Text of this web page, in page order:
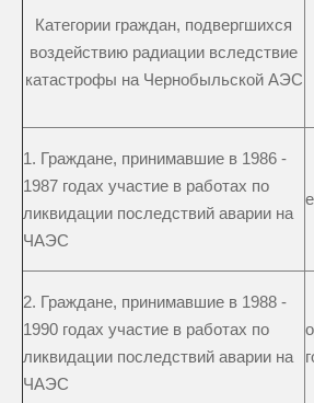
Категории граждан, подвергшихся
воздействию радиации вследствие
катастрофы на Чернобыльской АЭС
1. Граждане, принимавшие в 1986 -
1987 годах участие в работах по
ликвидации последствий аварии на
ЧАЭС
2. Граждане, принимавшие в 1988 -
1990 годах участие в работах по
ликвидации последствий аварии на
ЧАЭС